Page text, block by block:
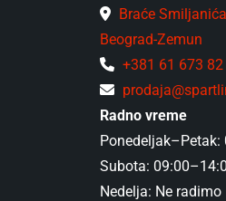
Braće
Beograd-Zemun
+381 61 673
Radno vreme
Subota:
Nedelja: Ne radimo